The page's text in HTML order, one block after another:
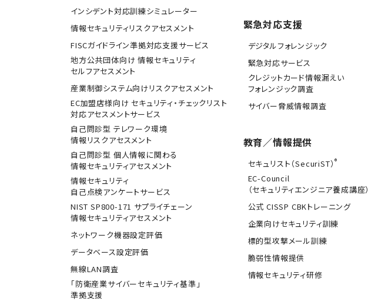
インシデント対応訓練シミュレーター
情報セキュリティリスクアセスメント
FISCガイドライン準拠対応支援サービス
地方公共団体向け 情報セキュリティ
セルフアセスメント
産業制御システム向けリスクアセスメント
EC加盟店様向け セキュリティ・チェックリスト
対応アセスメントサービス
自己問診型 テレワーク環境
情報リスクアセスメント
自己問診型 個人情報に関わる
情報セキュリティアセスメント
情報セキュリティ
自己点検アンケートサービス
NIST SP800-171 サプライチェーン
情報セキュリティアセスメント
ネットワーク機器設定評価
データベース設定評価
無線LAN調査
「防衛産業サイバーセキュリティ基準」
準拠支援
緊急対応支援
デジタルフォレンジック
緊急対応サービス
クレジットカード情報漏えい
フォレンジック調査
サイバー脅威情報調査
教育／情報提供
セキュリスト（SecuriST）®
EC-Council
（セキュリティエンジニア養成講座）
公式 CISSP CBKトレーニング
企業向けセキュリティ訓練
標的型攻撃メール訓練
脆弱性情報提供
情報セキュリティ研修